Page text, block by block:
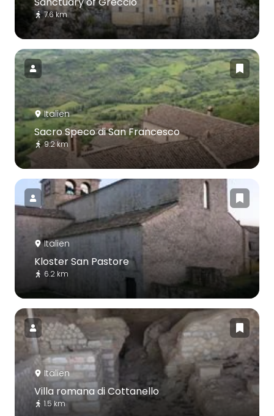
7.6 km
Italien
Sacro Speco di San Francesco
9.2 km
Italien
Kloster San Pastore
6.2 km
Italien
Villa romana di Cottanello
1.5 km